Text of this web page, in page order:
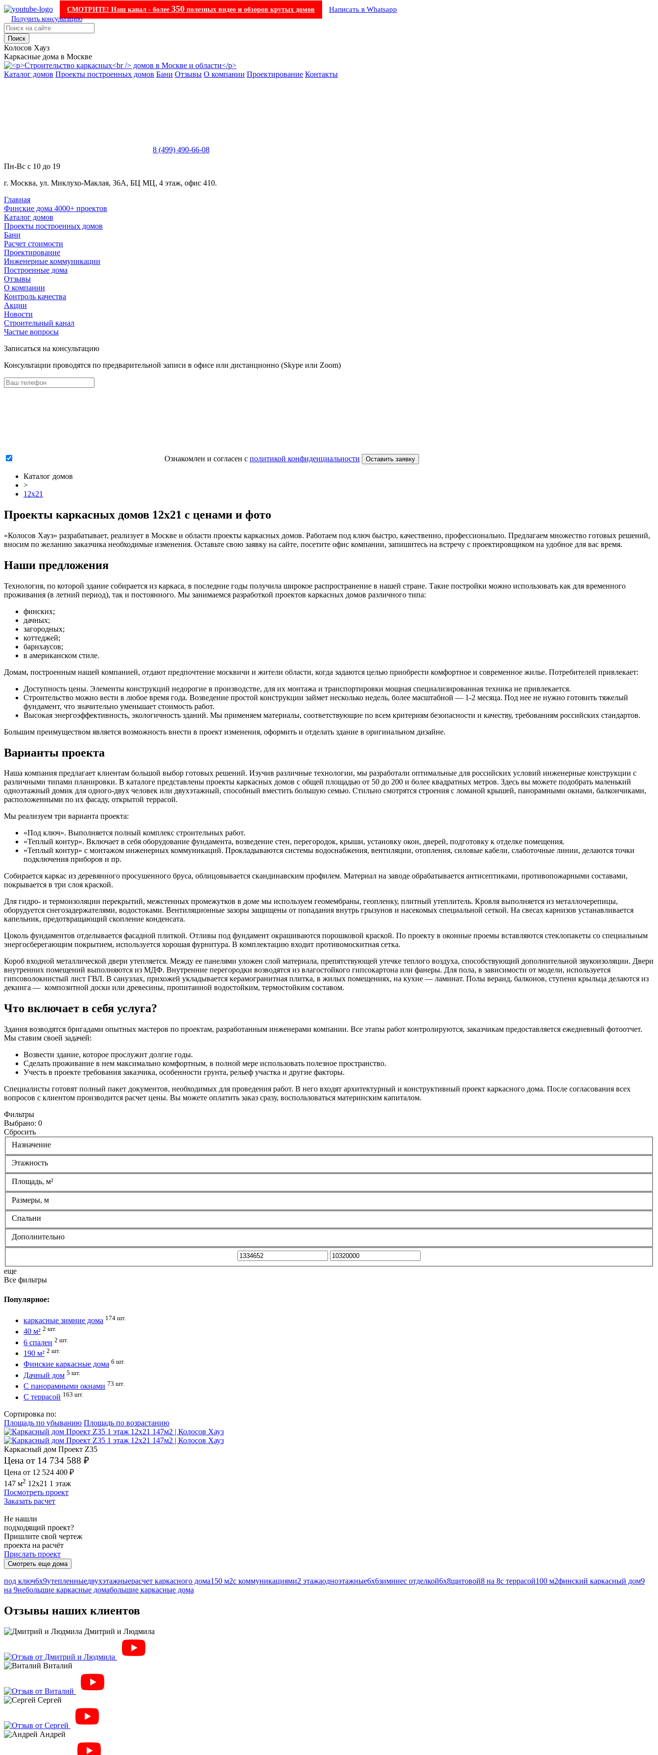
СМОТРИТЕ! Наш канал - более 350 полезных видео и обзоров крутых домов Написать в Whatsapp
Получить консультацию
Поиск
Колосов Хауз
Каркасные дома в Москве
Каталог домов Проекты построенных домов Бани Отзывы О компании Проектирование Контакты
8 (499) 490-66-08
Пн-Вс с 10 до 19
г. Москва, ул. Миклухо-Маклая, 36А, БЦ МЦ, 4 этаж, офис 410.
Главная
Финские дома 4000+ проектов
Каталог домов
Проекты построенных домов
Бани
Расчет стоимости
Проектирование
Инженерные коммуникации
Построенные дома
Отзывы
О компании
Контроль качества
Акции
Новости
Строительный канал
Частые вопросы
Записаться на консультацию
Консультации проводятся по предварительной записи в офисе или дистанционно (Skype или Zoom)
Ознакомлен и согласен с политикой конфиденциальности Оставить заявку
Каталог домов
>
12x21
Проекты каркасных домов 12x21 с ценами и фото
«Колосов Хауз» разрабатывает, реализует в Москве и области проекты каркасных домов. Работаем под ключ быстро, качественно, профессионально. Предлагаем множество готовых решений,
вносим по желанию заказчика необходимые изменения. Оставьте свою заявку на сайте, посетите офис компании, запишитесь на встречу с проектировщиком на удобное для вас время.
Наши предложения
Технология, по которой здание собирается из каркаса, в последние годы получила широкое распространение в нашей стране. Такие постройки можно использовать как для временного
проживания (в летний период), так и постоянного. Мы занимаемся разработкой проектов каркасных домов различного типа:
финских;
дачных;
загородных;
коттеджей;
барнхаусов;
в американском стиле.
Домам, построенным нашей компанией, отдают предпочтение москвичи и жители области, когда задаются целью приобрести комфортное и современное жилье. Потребителей привлекает:
Доступность цены. Элементы конструкций недорогие в производстве, для их монтажа и транспортировки мощная специализированная техника не привлекается.
Строительство можно вести в любое время года. Возведение простой конструкции займет несколько недель, более масштабной — 1-2 месяца. Под нее не нужно готовить тяжелый
фундамент, что значительно уменьшает стоимость работ.
Высокая энергоэффективность, экологичность зданий. Мы применяем материалы, соответствующие по всем критериям безопасности и качеству, требованиям российских стандартов.
Большим преимуществом является возможность внести в проект изменения, оформить и отделать здание в оригинальном дизайне.
Варианты проекта
Наша компания предлагает клиентам большой выбор готовых решений. Изучив различные технологии, мы разработали оптимальные для российских условий инженерные конструкции с
различными типами планировки. В каталоге представлены проекты каркасных домов с общей площадью от 50 до 200 и более квадратных метров. Здесь вы можете подобрать маленький
одноэтажный домик для одного-двух человек или двухэтажный, способный вместить большую семью. Стильно смотрятся строения с ломаной крышей, панорамными окнами, балкончиками,
расположенными по их фасаду, открытой террасой.
Мы реализуем три варианта проекта:
«Под ключ». Выполняется полный комплекс строительных работ.
«Теплый контур». Включает в себя оборудование фундамента, возведение стен, перегородок, крыши, установку окон, дверей, подготовку к отделке помещения.
«Теплый контур» с монтажом инженерных коммуникаций. Прокладываются системы водоснабжения, вентиляции, отопления, силовые кабели, слаботочные линии, делаются точки
подключения приборов и пр.
Собирается каркас из деревянного просушенного бруса, облицовывается скандинавским профилем. Материал на заводе обрабатывается антисептиками, противопожарными составами,
покрывается в три слоя краской.
Для гидро- и термоизоляции перекрытий, межстенных промежутков в доме мы используем геомембраны, геопленку, плитный утеплитель. Кровля выполняется из металлочерепицы,
оборудуется снегозадержателями, водостоками. Вентиляционные зазоры защищены от попадания внутрь грызунов и насекомых специальной сеткой. На свесах карнизов устанавливается
капельник, предотвращающий скопление конденсата.
Цоколь фундаментов отделывается фасадной плиткой. Отливы под фундамент окрашиваются порошковой краской. По проекту в оконные проемы вставляются стеклопакеты со специальным
энергосберегающим покрытием, используется хорошая фурнитура. В комплектацию входит противомоскитная сетка.
Короб входной металлической двери утепляется. Между ее панелями уложен слой материала, препятствующей утечке теплого воздуха, способствующий дополнительной звукоизоляции. Двери
внутренних помещений выполняются из МДФ. Внутренние перегородки возводятся из влагостойкого гипсокартона или фанеры. Для пола, в зависимости от модели, используется
гипсоволокнистый лист ГВЛ. В санузлах, прихожей укладывается керамогранитная плитка, в жилых помещениях, на кухне — ламинат. Полы веранд, балконов, ступени крыльца делаются из
декинга — композитной доски или древесины, пропитанной водостойким, термостойким составом.
Что включает в себя услуга?
Здания возводятся бригадами опытных мастеров по проектам, разработанным инженерами компании. Все этапы работ контролируются, заказчикам предоставляется ежедневный фотоотчет.
Мы ставим своей задачей:
Возвести здание, которое прослужит долгие годы.
Сделать проживание в нем максимально комфортным, в полной мере использовать полезное пространство.
Учесть в проекте требования заказчика, особенности грунта, рельеф участка и другие факторы.
Специалисты готовят полный пакет документов, необходимых для проведения работ. В него входят архитектурный и конструктивный проект каркасного дома. После согласования всех
вопросов с клиентом производится расчет цены. Вы можете оплатить заказ сразу, воспользоваться материнским капиталом.
Фильтры
Выбрано: 0
Сбросить
Назначение
Этажность
Площадь, м²
Размеры, м
Спальни
Дополнительно
еще
Все фильтры
Популярное:
каркасные зимние дома 174 шт.
40 м² 2 шт.
6 спален 2 шт.
190 м² 2 шт.
Финские каркасные дома 6 шт.
Дачный дом 5 шт.
С панорамными окнами 73 шт.
С террасой 163 шт.
Сортировка по:
Площадь по убыванию Площадь по возрастанию
Каркасный дом Проект Z35
Цена от 14 734 588 ₽
Цена от 12 524 400 ₽
147 м2 12x21 1 этаж
Посмотреть проект
Заказать расчет
Не нашли
подходящий проект?
Пришлите свой чертеж
проекта на расчёт
Прислать проект
Смотреть еще дома
под ключ6х9утепленныедвухэтажныерасчет каркасного дома150 м2с коммуникациями2 этажаодноэтажные6х6зимниес отделкой6х8щитовой8 на 8с террасой100 м2финский каркасный дом9
на 9небольшие каркасные домабольшие каркасные дома
Отзывы наших клиентов
Дмитрий и Людмила
Виталий
Сергей
Андрей